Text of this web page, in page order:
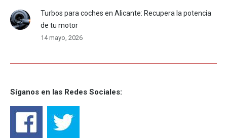
Turbos para coches en Alicante: Recupera la potencia
de tu motor
14 mayo, 2026
Síganos en las Redes Sociales: